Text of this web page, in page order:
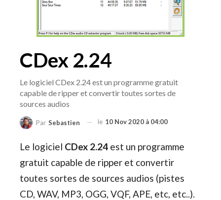
CDex 2.24
Le logiciel CDex 2.24 est un programme gratuit
capable de ripper et convertir toutes sortes de
sources audios
Par Sebastien le 10 Nov 2020 à 04:00
Le logiciel CDex 2.24 est un programme
gratuit capable de ripper et convertir
toutes sortes de sources audios (pistes
CD, WAV, MP3, OGG, VQF, APE, etc, etc..).